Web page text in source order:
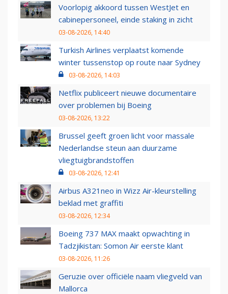
Voorlopig akkoord tussen WestJet en
cabinepersoneel, einde staking in zicht
03-08-2026, 14:40
Turkish Airlines verplaatst komende
winter tussenstop op route naar Sydney
03-08-2026, 14:03
Netflix publiceert nieuwe documentaire
over problemen bij Boeing
03-08-2026, 13:22
Brussel geeft groen licht voor massale
Nederlandse steun aan duurzame
vliegtuigbrandstoffen
03-08-2026, 12:41
Airbus A321neo in Wizz Air-kleurstelling
beklad met graffiti
03-08-2026, 12:34
Boeing 737 MAX maakt opwachting in
Tadzjikistan: Somon Air eerste klant
03-08-2026, 11:26
Geruzie over officiële naam vliegveld van
Mallorca